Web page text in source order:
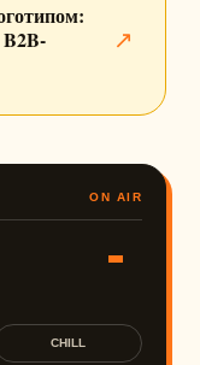
↗
ON AIR
CHILL